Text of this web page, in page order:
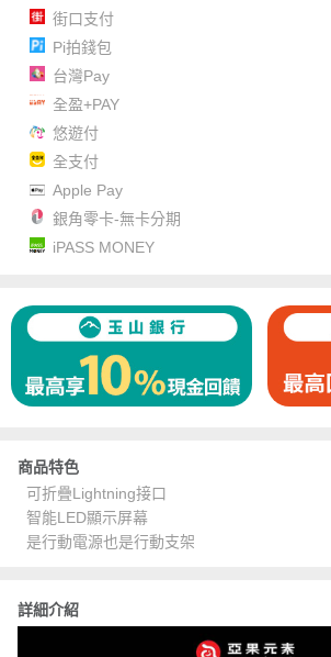
街口支付
Pi拍錢包
台灣Pay
全盈+PAY
悠遊付
全支付
Apple Pay
銀角零卡-無卡分期
iPASS MONEY
商品特色
可折疊Lightning接口
智能LED顯示屏幕
是行動電源也是行動支架
詳細介紹